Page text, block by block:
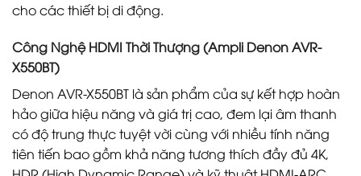
cho các thiết bị di động.
Công Nghệ HDMI Thời Thượng (Ampli Denon AVR-
X550BT)
Denon AVR-X550BT là sản phẩm của sự kết hợp hoàn
hảo giữa hiệu năng và giá trị cao, đem lại âm thanh
có độ trung thực tuyệt vời cùng với nhiều tính năng
tiên tiến bao gồm khả năng tương thích đầy đủ 4K,